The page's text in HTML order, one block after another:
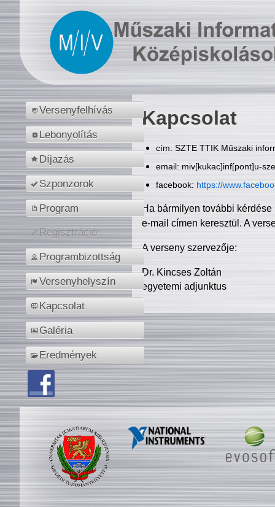
Versenyfelhívás
Lebonyolítás
Díjazás
Szponzorok
Program
Regisztráció
Programbizottság
Versenyhelyszín
Kapcsolat
Galéria
Eredmények
Kapcsolat
cím: SZTE TTIK Műszaki
email: miv[kukac]inf[pont]u-
facebook: https://
Ha bármilyen további
e-mail címen keresztül. A
A verseny szervezője:
Dr. Kincses Zoltán
egyetemi adjunktus